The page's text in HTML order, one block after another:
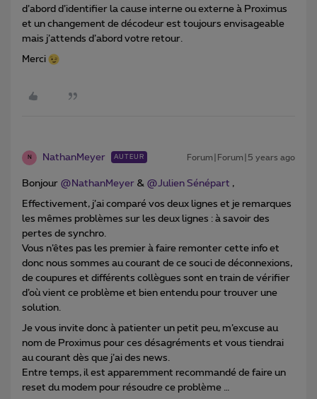
d’abord d’identifier la cause interne ou externe à Proximus
et un changement de décodeur est toujours envisageable
mais j’attends d’abord votre retour.
Merci
N NathanMeyer AUTEUR Forum|Forum|5 years ago
Bonjour @NathanMeyer & @Julien Sénépart ,
Effectivement, j’ai comparé vos deux lignes et je remarques
les mêmes problèmes sur les deux lignes : à savoir des
pertes de synchro.
Vous n’êtes pas les premier à faire remonter cette info et
donc nous sommes au courant de ce souci de déconnexions,
de coupures et différents collègues sont en train de vérifier
d’où vient ce problème et bien entendu pour trouver une
solution.
Je vous invite donc à patienter un petit peu, m’excuse au
nom de Proximus pour ces désagréments et vous tiendrai
au courant dès que j’ai des news.
Entre temps, il est apparemment recommandé de faire un
reset du modem pour résoudre ce problème …